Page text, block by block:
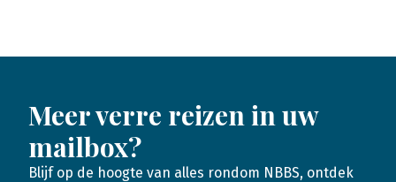
Meer verre reizen in uw
mailbox?
Blijf op de hoogte van alles rondom NBBS, ontdek